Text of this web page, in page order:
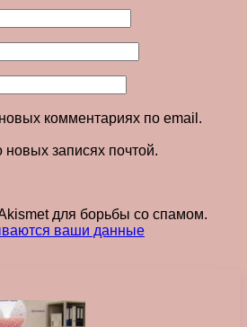
комментариях по email.
записях почтой.
для борьбы со спамом.
ваши данные